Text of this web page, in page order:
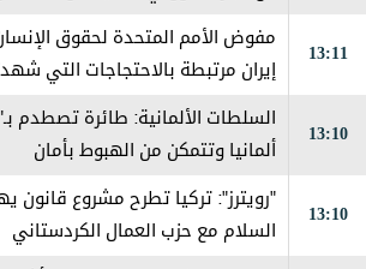
13:11
إيران مرتبطة بالاحتجاجات التي
13:10
السلطات الألمانية: طائرة
ألمانيا وتتمكن من الهبوط بأمان
13:10
"رويترز": تركيا تطرح مشروع قانون
السلام مع حزب العمال الكردستاني